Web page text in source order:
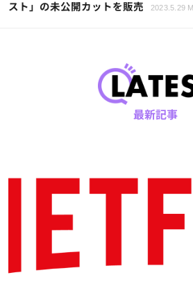
スト」の未公開カットを販売 2023.5.29
最新記事